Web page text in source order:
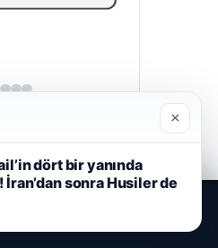
×
dört bir yanında
sonra Husiler de